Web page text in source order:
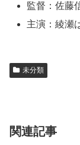
監督：佐藤
主演：綾瀬
未分類
関連記事